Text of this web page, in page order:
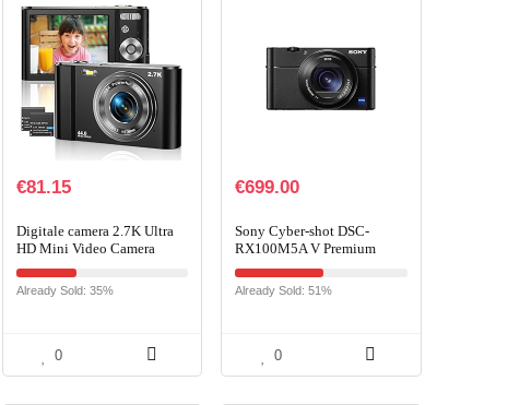
€81.15
Digitale camera 2.7K Ultra
HD Mini Video Camera
44MP 2.8 Inch LCD
Oplaadbare Studenten
Compacte Camera Pocket
Already Sold: 35%
0
€699.00
Sony Cyber-shot DSC-
RX100M5A V Premium
compacte digitale camera,
20,1 MP, 7,6 cm, 3 inch
display, 1 inch sensor, 24-
Already Sold: 51%
0